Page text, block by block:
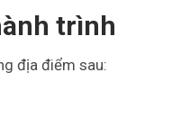
trình
địa điểm sau: